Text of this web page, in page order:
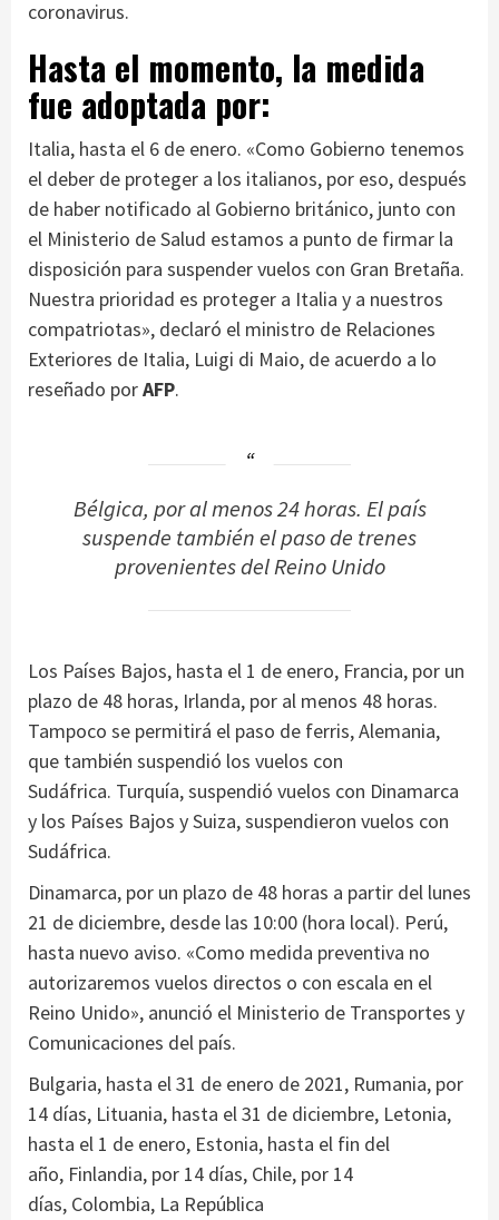
coronavirus.
Hasta el momento, la medida
fue adoptada por:
Italia, hasta el 6 de enero. «Como Gobierno tenemos
el deber de proteger a los italianos, por eso, después
de haber notificado al Gobierno británico, junto con
el Ministerio de Salud estamos a punto de firmar la
disposición para suspender vuelos con Gran Bretaña.
Nuestra prioridad es proteger a Italia y a nuestros
compatriotas», declaró el ministro de Relaciones
Exteriores de Italia, Luigi di Maio, de acuerdo a lo
reseñado porAFP.
Bélgica, por al menos 24 horas. El país
suspende también el paso de trenes
provenientes del Reino Unido
Los Países Bajos, hasta el 1 de enero, Francia, por un
plazo de 48 horas, Irlanda, por al menos 48 horas.
Tampoco se permitirá el paso de ferris, Alemania,
que también suspendió los vuelos con
Sudáfrica. Turquía, suspendió vuelos con Dinamarca
y los Países Bajos y Suiza, suspendieron vuelos con
Sudáfrica.
Dinamarca, por un plazo de 48 horas a partir del lunes
21 de diciembre, desde las 10:00 (hora local). Perú,
hasta nuevo aviso. «Como medida preventiva no
autorizaremos vuelos directos o con escala en el
Reino Unido», anunció el Ministerio de Transportes y
Comunicaciones del país.
Bulgaria, hasta el 31 de enero de 2021, Rumania, por
14 días, Lituania, hasta el 31 de diciembre, Letonia,
hasta el 1 de enero, Estonia, hasta el fin del
año, Finlandia, por 14 días, Chile, por 14
días, Colombia, La República